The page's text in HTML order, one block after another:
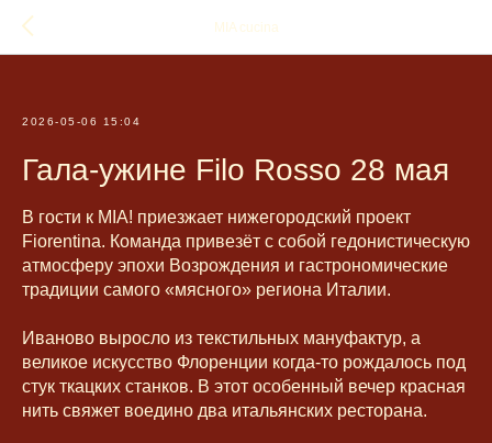
MIA cucina
2026-05-06 15:04
Гала-ужине Filo Rosso 28 мая
В гости к MIA! приезжает нижегородский проект
Fiorentina. Команда привезёт с собой гедонистическую
атмосферу эпохи Возрождения и гастрономические
традиции самого «мясного» региона Италии.
Иваново выросло из текстильных мануфактур, а
великое искусство Флоренции когда-то рождалось под
стук ткацких станков. В этот особенный вечер красная
нить свяжет воедино два итальянских ресторана.